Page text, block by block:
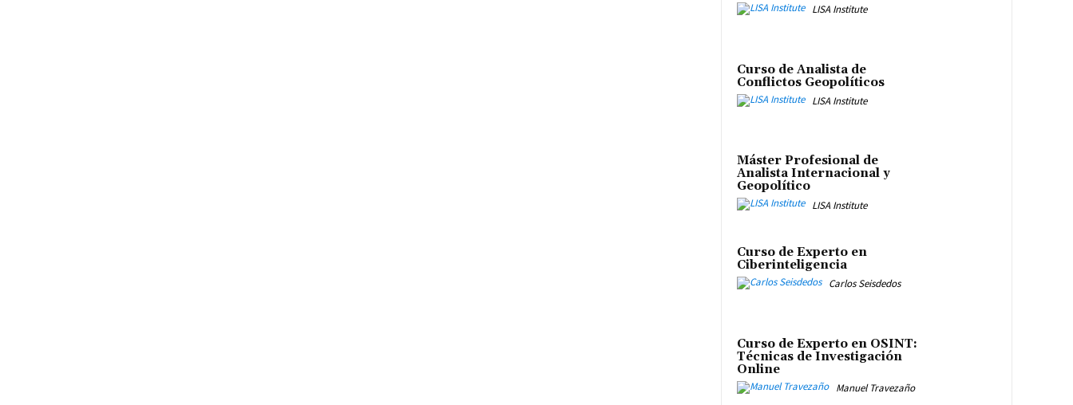
LISA Institute
Curso de Analista de
Conflictos Geopolíticos
LISA Institute
Máster Profesional de
Analista Internacional y
Geopolítico
LISA Institute
Curso de Experto en
Ciberinteligencia
Carlos Seisdedos
Curso de Experto en OSINT:
Técnicas de Investigación
Online
Manuel Travezaño